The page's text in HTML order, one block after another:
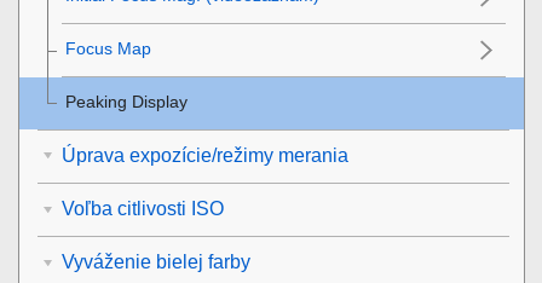
Focus Map
Peaking Display
Úprava expozície/režimy merania
Voľba citlivosti ISO
Vyváženie bielej farby